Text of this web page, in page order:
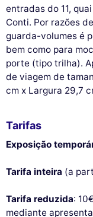
entradas do 11,
Conti. Por razões
guarda-volumes é
bem como para
porte (tipo trilha).
de viagem de
cm x Largura 29,7
Tarifas
Exposição
Tarifa inteira (a
Tarifa reduzida:
mediante